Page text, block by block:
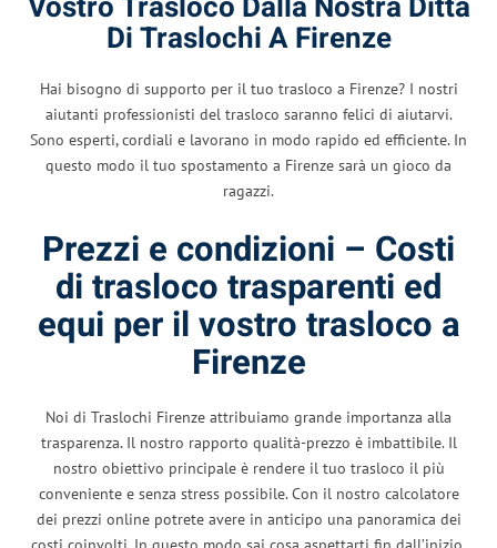
Di Traslochi A Firenze
Hai bisogno di supporto per il tuo trasloco a Firenze? I nostri
aiutanti professionisti del trasloco saranno felici di aiutarvi.
Sono esperti, cordiali e lavorano in modo rapido ed efficiente. In
questo modo il tuo spostamento a Firenze sarà un gioco da
ragazzi.
Prezzi e condizioni – Costi
di trasloco trasparenti ed
equi per il vostro trasloco a
Firenze
Noi di Traslochi Firenze attribuiamo grande importanza alla
trasparenza. Il nostro rapporto qualità-prezzo è imbattibile. Il
nostro obiettivo principale è rendere il tuo trasloco il più
conveniente e senza stress possibile. Con il nostro calcolatore
dei prezzi online potrete avere in anticipo una panoramica dei